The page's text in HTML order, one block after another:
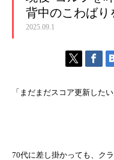
背中のこわばり
2025.09.1
「まだまだスコア更新した
70代に差し掛かっても、ク